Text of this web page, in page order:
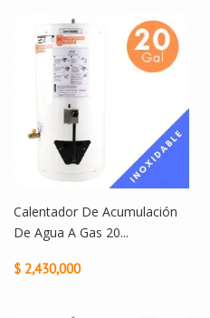
Calentador De Acumulación
De Agua A Gas 20...
$ 2,430,000